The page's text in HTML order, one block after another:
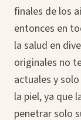
finales de los
entonces en
la salud en
originales no
actuales y
la piel, ya que
penetrar solo